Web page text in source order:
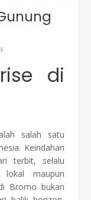
di
salah satu
Keindahan
terbit, selalu
maupun
Bromo bukan